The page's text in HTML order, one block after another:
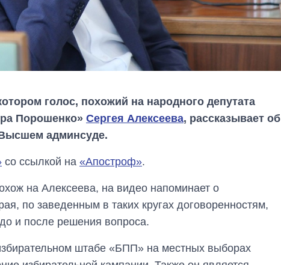
голос, похожий на народного депутата
Порошенко» Сергея Алексеева, рассказывает об
админсуде.
со ссылкой на «Апостроф».
на Алексеева, на видео напоминает о
по заведенным в таких кругах договоренностям,
и после решения вопроса.
штабе «БПП» на местных выборах